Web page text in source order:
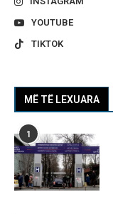
YOUTUBE
TIKTOK
MË TË LEXUARA
1